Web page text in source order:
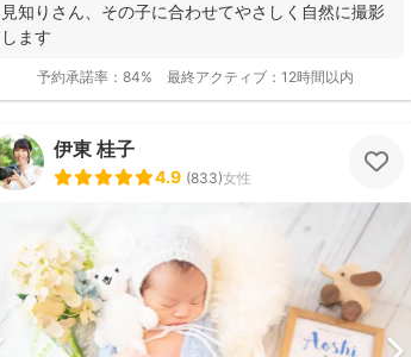
見知りさん、その子に合わせてやさしく自然に撮影
します
予約承諾率： 84% 最終アクティブ： 12時間以内
伊東 桂子
4.9 (833)女性